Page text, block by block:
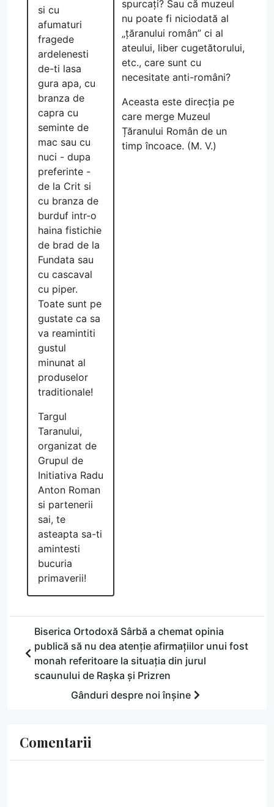
si cu
afumaturi
fragede
ardelenesti
de-ti lasa
gura apa, cu
branza de
capra cu
seminte de
mac sau cu
nuci - dupa
preferinte -
de la Crit si
cu branza de
burduf intr-o
haina fistichie
de brad de la
Fundata sau
cu cascaval
cu piper.
Toate sunt pe
gustate ca sa
va reamintiti
gustul
minunat al
produselor
traditionale!
Targul
Taranului,
organizat de
Grupul de
Initiativa Radu
Anton Roman
si partenerii
sai, te
asteapta sa-ti
amintesti
bucuria
primaverii!
spurcați? Sau că muzeul
nu poate fi niciodată al
„țăranului român” ci al
ateului, liber cugetătorului,
etc., care sunt cu
necesitate anti-români?
Aceasta este direcția pe
care merge Muzeul
Țăranului Român de un
timp încoace. (M. V.)
Biserica Ortodoxă Sârbă a chemat opinia
publică să nu dea atenție afirmațiilor unui fost
monah referitoare la situația din jurul
scaunului de Rașka și Prizren
Gânduri despre noi înșine
Comentarii